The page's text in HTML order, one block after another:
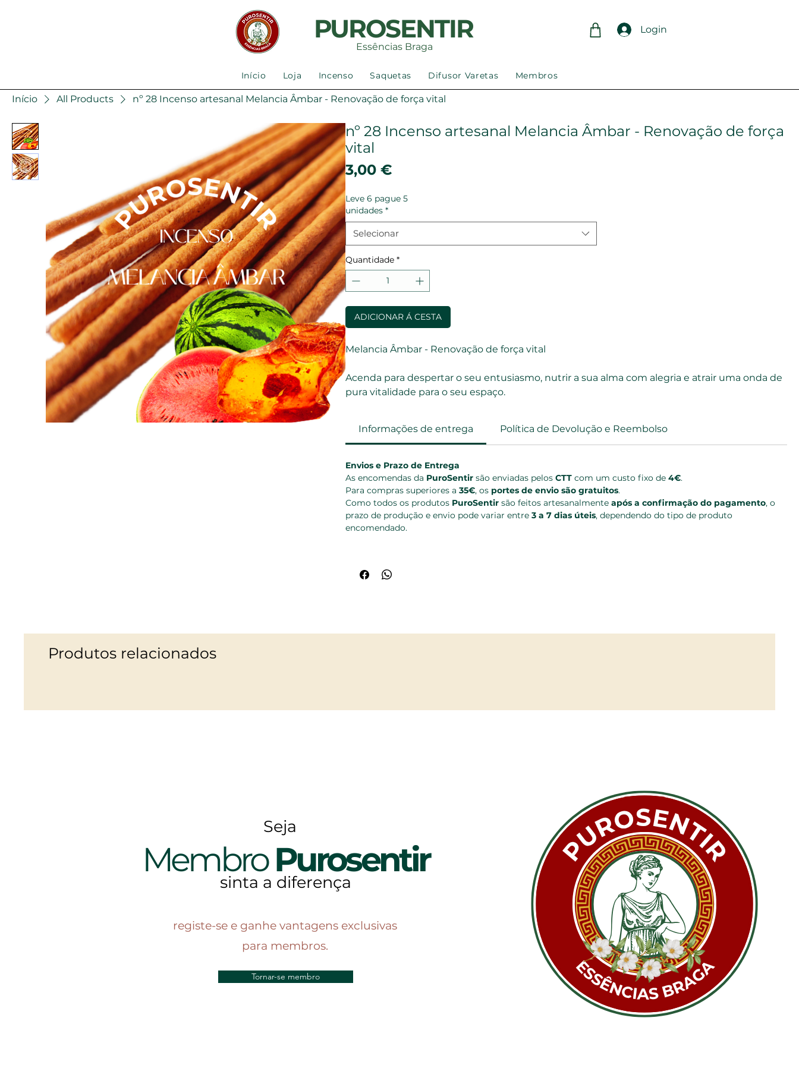
PUROSENTIR
Essências Braga
Login
Início Loja Incenso Saquetas Difusor Varetas Membros
Início All Products nº 28 Incenso artesanal Melancia Âmbar - Renovação de força vital
nº 28 Incenso artesanal Melancia Âmbar - Renovação de força
vital
3,00 €Preço
Leve 6 pague 5
unidades *
Selecionar
Quantidade *
ADICIONAR Á CESTA
Melancia Âmbar - Renovação de força vital
Acenda para despertar o seu entusiasmo, nutrir a sua alma com alegria e atrair uma onda de
pura vitalidade para o seu espaço.
Informações de entrega Política de Devolução e Reembolso
Envios e Prazo de Entrega
As encomendas da PuroSentir são enviadas pelos CTT com um custo fixo de 4€.
Para compras superiores a 35€, os portes de envio são gratuitos.
Como todos os produtos PuroSentir são feitos artesanalmente após a confirmação do pagamento, o
prazo de produção e envio pode variar entre 3 a 7 dias úteis, dependendo do tipo de produto
encomendado.
Produtos relacionados
Seja
MembroPurosentir
sinta a diferença
registe-se e ganhe vantagens exclusivas
para membros.
Tornar-se membro